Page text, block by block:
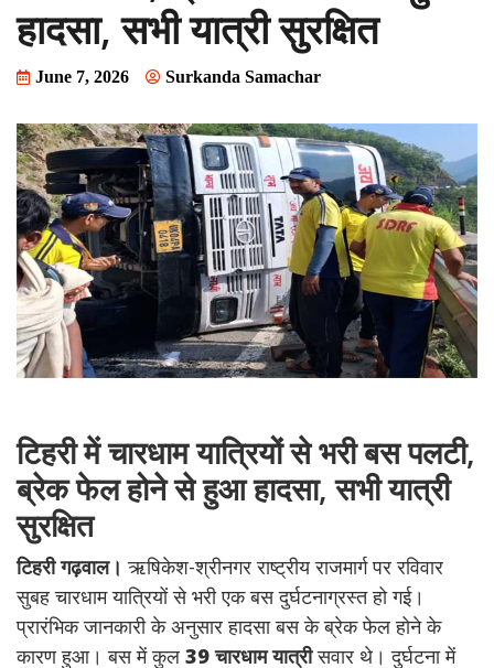
हादसा, सभी यात्री सुरक्षित
June 7, 2026 Surkanda Samachar
टिहरी में चारधाम यात्रियों से भरी बस पलटी,
ब्रेक फेल होने से हुआ हादसा, सभी यात्री
सुरक्षित
टिहरी गढ़वाल। ऋषिकेश-श्रीनगर राष्ट्रीय राजमार्ग पर रविवार
सुबह चारधाम यात्रियों से भरी एक बस दुर्घटनाग्रस्त हो गई।
प्रारंभिक जानकारी के अनुसार हादसा बस के ब्रेक फेल होने के
कारण हुआ। बस में कुल 39 चारधाम यात्रीसवार थे। दुर्घटना में